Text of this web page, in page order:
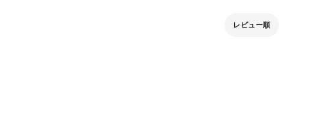
レビュー順